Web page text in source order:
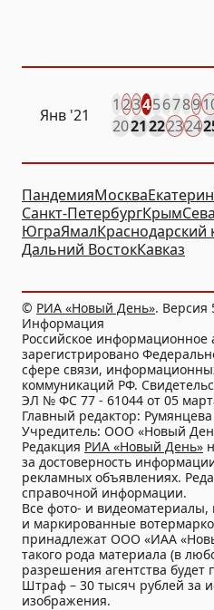
Янв '21
1 23456789
2021222324
ПандемияМосква
Санкт-ПетербургКрым
ЮграЯмалКраснодарский
Дальний ВостокКавказ
© РИА «Новый День». Версия
Информация
Российское информационное
зарегистрировано
сфере связи,
коммуникаций РФ.
ЭЛ № ФС 77 - 61044 от 05
Главный редактор:
Учредитель: ООО «Новый
Редакция РИА «Новый День»
за достоверность
рекламных объявлениях.
справочной информации.
Все фото- и
и маркированные
принадлежат ООО «ИАА
такого рода материала (в
разрешения агентства будет
Штраф – 30 тысяч рублей за
изображения.